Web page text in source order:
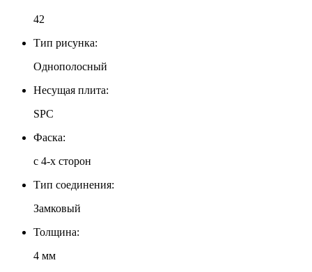
42
Тип рисунка:
Однополосный
Несущая плита:
SPC
Фаска:
c 4-х сторон
Тип соединения:
Замковый
Толщина:
4 мм